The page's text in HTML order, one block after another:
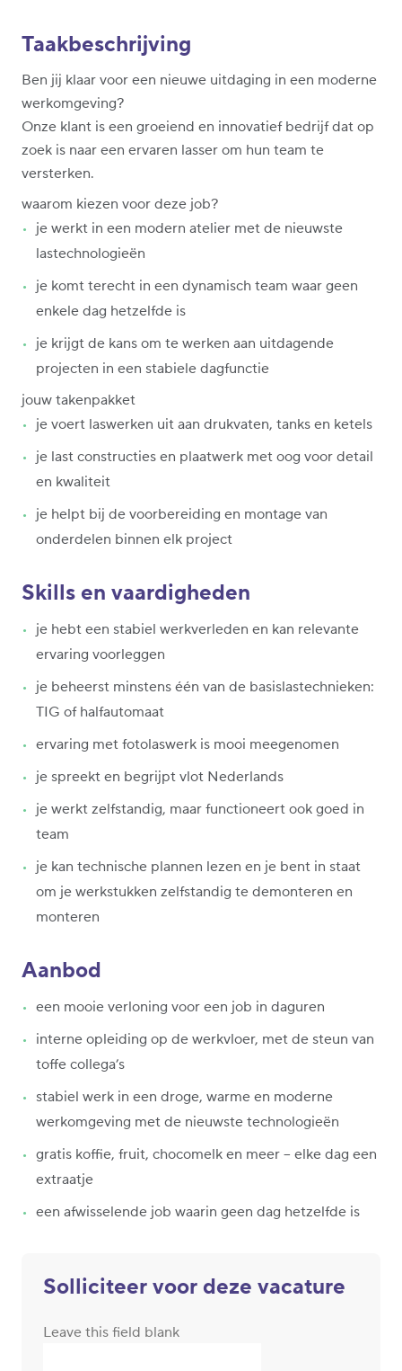
Taakbeschrijving
Ben jij klaar voor een nieuwe uitdaging in een moderne
werkomgeving?
Onze klant is een groeiend en innovatief bedrijf dat op
zoek is naar een ervaren lasser om hun team te
versterken.
waarom kiezen voor deze job?
je werkt in een modern atelier met de nieuwste
lastechnologieën
je komt terecht in een dynamisch team waar geen
enkele dag hetzelfde is
je krijgt de kans om te werken aan uitdagende
projecten in een stabiele dagfunctie
jouw takenpakket
je voert laswerken uit aan drukvaten, tanks en ketels
je last constructies en plaatwerk met oog voor detail
en kwaliteit
je helpt bij de voorbereiding en montage van
onderdelen binnen elk project
Skills en vaardigheden
je hebt een stabiel werkverleden en kan relevante
ervaring voorleggen
je beheerst minstens één van de basislastechnieken:
TIG of halfautomaat
ervaring met fotolaswerk is mooi meegenomen
je spreekt en begrijpt vlot Nederlands
je werkt zelfstandig, maar functioneert ook goed in
team
je kan technische plannen lezen en je bent in staat
om je werkstukken zelfstandig te demonteren en
monteren
Aanbod
een mooie verloning voor een job in daguren
interne opleiding op de werkvloer, met de steun van
toffe collega’s
stabiel werk in een droge, warme en moderne
werkomgeving met de nieuwste technologieën
gratis koffie, fruit, chocomelk en meer – elke dag een
extraatje
een afwisselende job waarin geen dag hetzelfde is
Solliciteer voor deze vacature
Leave this field blank